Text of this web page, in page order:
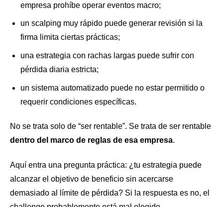
empresa prohíbe operar eventos macro;
un scalping muy rápido puede generar revisión si la
firma limita ciertas prácticas;
una estrategia con rachas largas puede sufrir con
pérdida diaria estricta;
un sistema automatizado puede no estar permitido o
requerir condiciones específicas.
No se trata solo de “ser rentable”. Se trata de ser rentable
dentro del marco de reglas de esa empresa.
Aquí entra una pregunta práctica: ¿tu estrategia puede
alcanzar el objetivo de beneficio sin acercarse
demasiado al límite de pérdida? Si la respuesta es no, el